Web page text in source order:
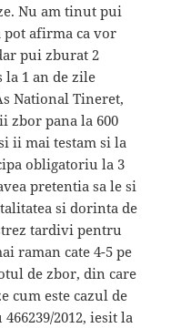
Nu am tinut pui
afirma ca vor
pui zburat 2
la 1 an de zile
National Tineret,
zbor pana la 600
ii mai testam si la
obligatoriu la 3
pretentia sa le si
si dorinta de
tardivi pentru
raman cate 4-5 pe
de zbor, din care
cum este cazul de
2012, iesit la